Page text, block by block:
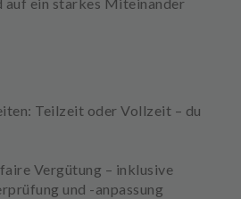
Teilzeit oder Vollzeit – du
Vergütung – inklusive
und -anpassung